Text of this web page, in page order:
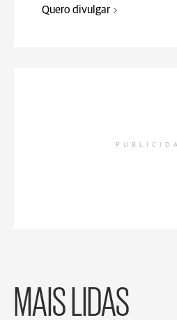
Quero divulgar
MAIS LIDAS